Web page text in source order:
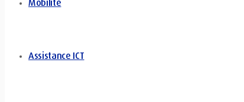
Mobilité
Assistance ICT